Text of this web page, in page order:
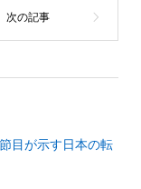
目が示す日本の転